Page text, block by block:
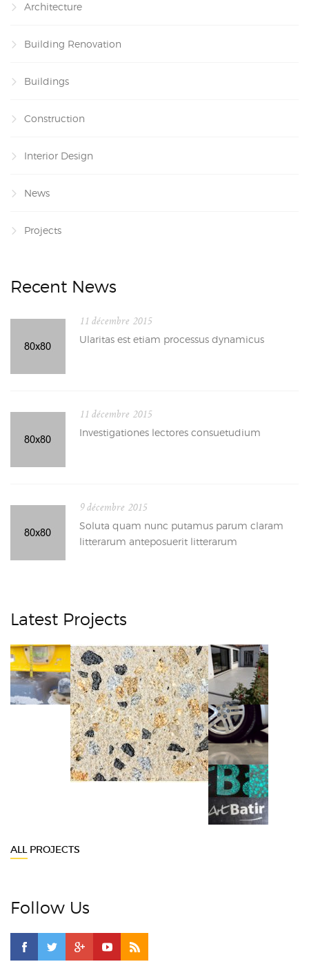
Architecture
Building Renovation
Buildings
Construction
Interior Design
News
Projects
Recent News
11 décembre 2015
Ularitas est etiam processus dynamicus
11 décembre 2015
Investigationes lectores consuetudium
9 décembre 2015
Soluta quam nunc putamus parum claram
litterarum anteposuerit litterarum
Latest Projects
ALL PROJECTS
Follow Us